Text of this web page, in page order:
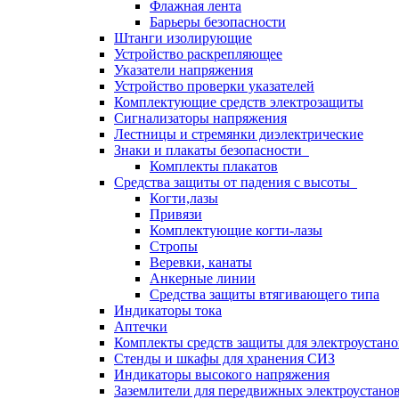
Флажная лента
Барьеры безопасности
Штанги изолирующие
Устройство раскрепляющее
Указатели напряжения
Устройство проверки указателей
Комплектующие средств электрозащиты
Сигнализаторы напряжения
Лестницы и стремянки диэлектрические
Знаки и плакаты безопасности
Комплекты плакатов
Средства защиты от падения с высоты
Когти,лазы
Привязи
Комплектующие когти-лазы
Стропы
Веревки, канаты
Анкерные линии
Средства защиты втягивающего типа
Индикаторы тока
Аптечки
Комплекты средств защиты для
Стенды и шкафы для хранения СИЗ
Индикаторы высокого напряжения
Заземлители для передвижных